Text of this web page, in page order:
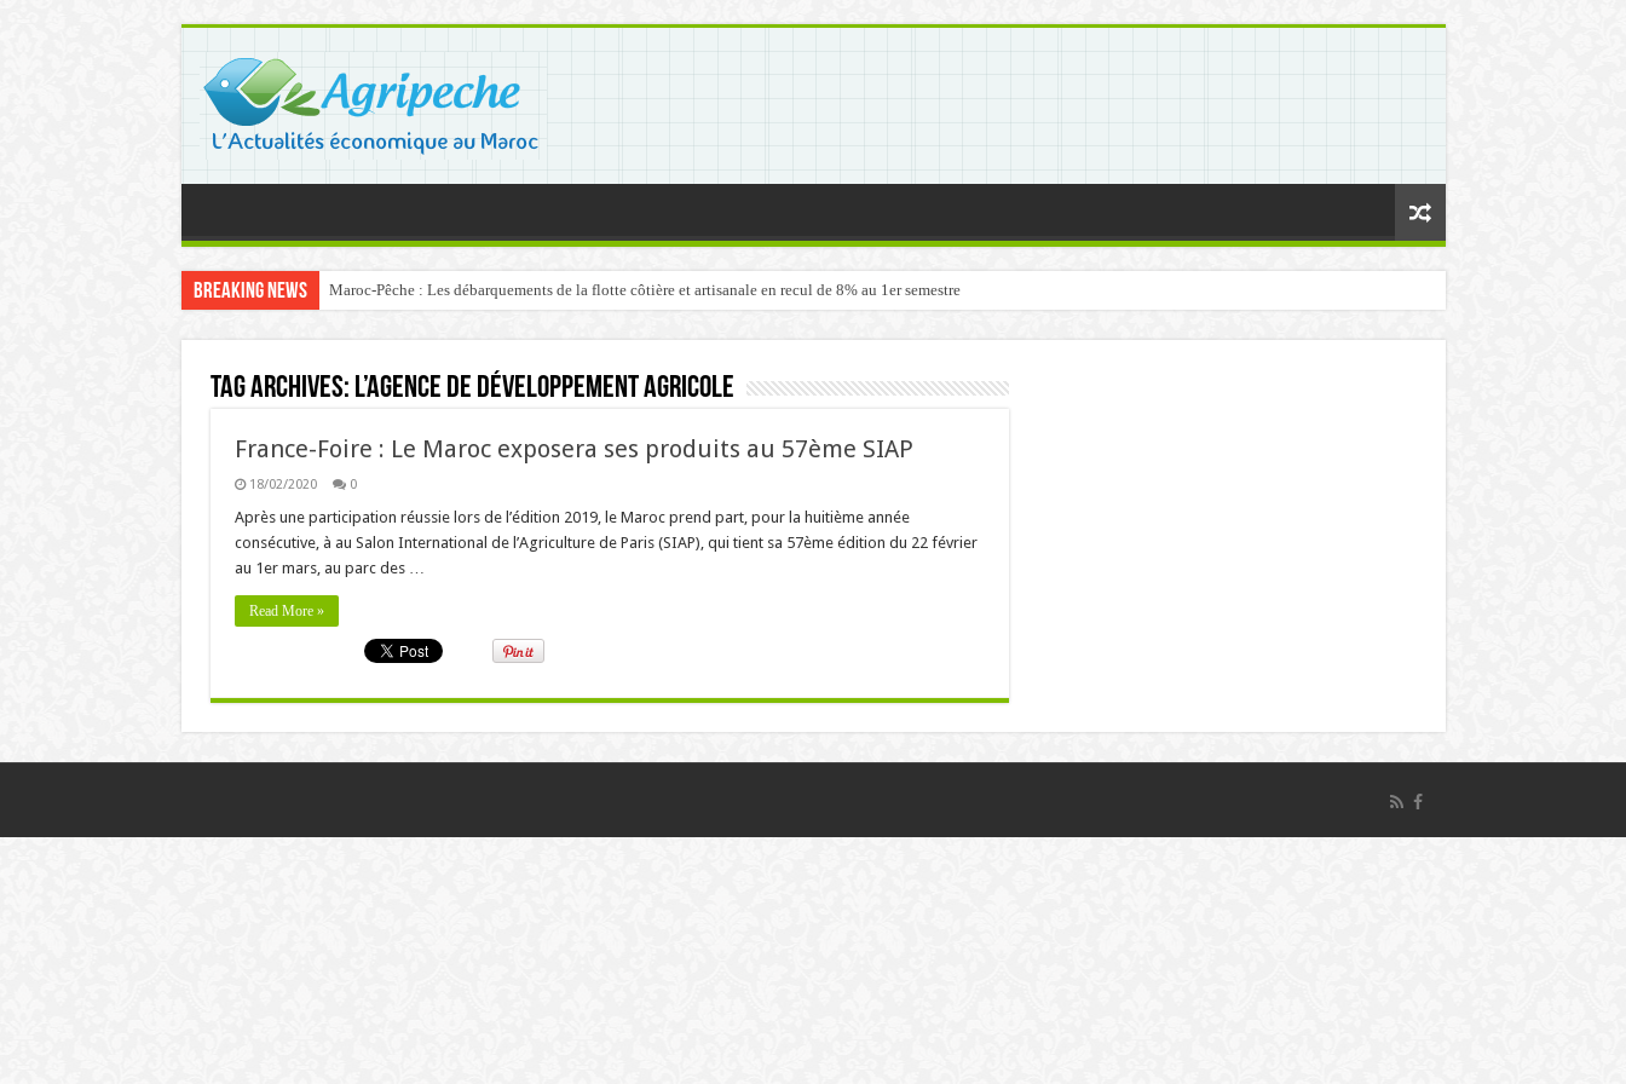
Breaking News Maroc-Pêche : Les débarquements de la flotte côtière et artisanale en recul de 8% au 1er semestre
Tag Archives: l’Agence de Développement Agricole
France-Foire : Le Maroc exposera ses produits au 57ème SIAP
18/02/2020 0
Après une participation réussie lors de l’édition 2019, le Maroc prend part, pour la huitième année
consécutive, à au Salon International de l’Agriculture de Paris (SIAP), qui tient sa 57ème édition du 22 février
au 1er mars, au parc des …
Read More »